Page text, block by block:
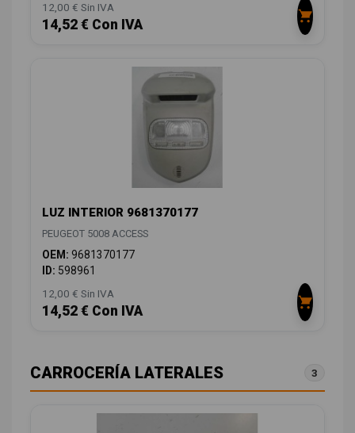
12,00 € Sin IVA
14,52 € Con IVA
LUZ INTERIOR 9681370177
PEUGEOT 5008 ACCESS
OEM: 9681370177
ID: 598961
12,00 € Sin IVA
14,52 € Con IVA
CARROCERÍA LATERALES 3